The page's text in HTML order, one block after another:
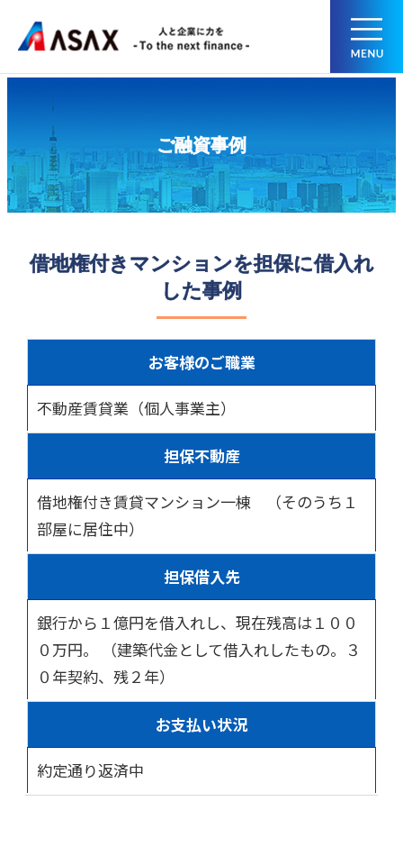
ご融資事例
借地権付きマンションを担保に借入れ
した事例
お客様のご職業
不動産賃貸業（個人事業主）
担保不動産
借地権付き賃貸マンション一棟 （そのうち１
部屋に居住中）
担保借入先
銀行から１億円を借入れし、現在残高は１００
０万円。 （建築代金として借入れしたもの。３
０年契約、残２年）
お支払い状況
約定通り返済中